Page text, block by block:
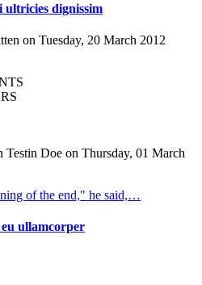
dignissim
on Tuesday, 20 March 2012
Testin Doe on Thursday, 01 March
of the end," he said,…
ullamcorper